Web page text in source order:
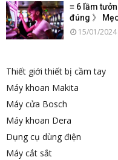
≡ 6 lầm
đúng 》
15/01/2024
Thiết giới thiết bị cầm tay
Máy khoan Makita
Máy cửa Bosch
Máy khoan Dera
Dụng cụ dùng điện
Máy cắt sắt